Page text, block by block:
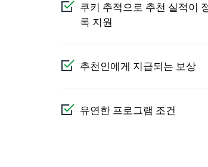
쿠키 추적으로 추천 실적이
록 지원
추천인에게 지급되는 보상
유연한 프로그램 조건